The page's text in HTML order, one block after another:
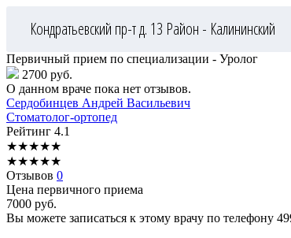
Кондратьевский пр-т д. 13 Район - Калининский
Первичный прием по специализации - Уролог
2700 руб.
О данном враче пока нет отзывов.
Сердобинцев Андрей Васильевич
Стоматолог-ортопед
Рейтинг 4.1
★★★★★
★★★★★
Отзывов 0
Цена первичного приема
7000 руб.
Вы можете записаться к этому врачу по телефону